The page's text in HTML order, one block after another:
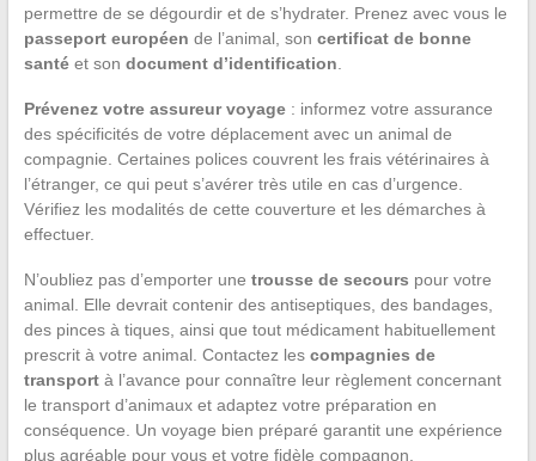
permettre de se dégourdir et de s’hydrater. Prenez avec vous le
passeport européen de l’animal, son certificat de bonne
santéet son document d’identification.
Prévenez votre assureur voyage: informez votre assurance
des spécificités de votre déplacement avec un animal de
compagnie. Certaines polices couvrent les frais vétérinaires à
l’étranger, ce qui peut s’avérer très utile en cas d’urgence.
Vérifiez les modalités de cette couverture et les démarches à
effectuer.
N’oubliez pas d’emporter une trousse de secours pour votre
animal. Elle devrait contenir des antiseptiques, des bandages,
des pinces à tiques, ainsi que tout médicament habituellement
prescrit à votre animal. Contactez les compagnies de
transportà l’avance pour connaître leur règlement concernant
le transport d’animaux et adaptez votre préparation en
conséquence. Un voyage bien préparé garantit une expérience
plus agréable pour vous et votre fidèle compagnon.